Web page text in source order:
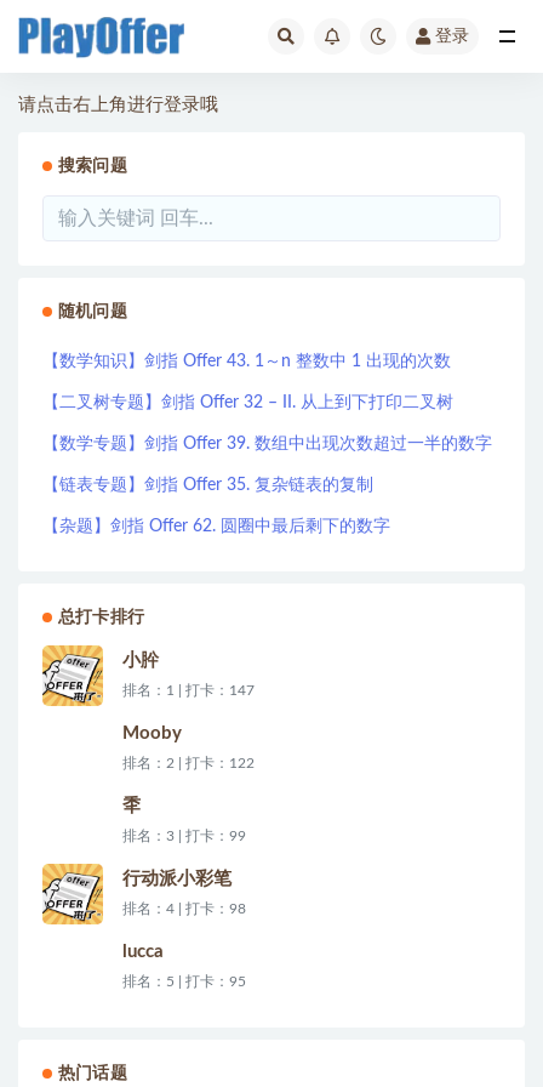
登录
请点击右上角进行登录哦
搜索问题
随机问题
【数学知识】剑指 Offer 43. 1～n 整数中 1 出现的次数
【二叉树专题】剑指 Offer 32 – II. 从上到下打印二叉树
【数学专题】剑指 Offer 39. 数组中出现次数超过一半的数字
【链表专题】剑指 Offer 35. 复杂链表的复制
【杂题】剑指 Offer 62. 圆圈中最后剩下的数字
总打卡排行
小肸
排名：1 | 打卡：147
Mooby
排名：2 | 打卡：122
秊
排名：3 | 打卡：99
行动派小彩笔
排名：4 | 打卡：98
lucca
排名：5 | 打卡：95
热门话题